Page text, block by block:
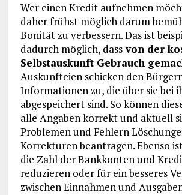
Wer einen Kredit aufnehmen
daher frühst möglich darum
Bonität zu verbessern. Das ist
dadurch möglich, dassvon der
Selbstauskunft Gebrauch
Auskunfteien schicken den
Informationen zu, die über sie bei
abgespeichert sind. So können
alle Angaben korrekt und aktuell
Problemen und Fehlern
Korrekturen beantragen. Ebenso
die Zahl der Bankkonten und
reduzieren oder für ein besseres
zwischen Einnahmen und